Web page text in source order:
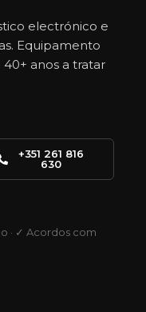
electrónico e
Equipamento
anos a tratar
+351 261 816
630
· ✓ Acordos com